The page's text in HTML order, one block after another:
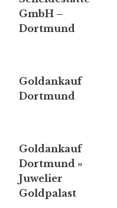
GmbH –
Dortmund
Goldankauf
Dortmund
Goldankauf
Dortmund »
Juwelier
Goldpalast